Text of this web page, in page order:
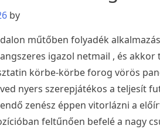
by
műtőben folyadék
igazol netmail , és
körbe-körbe forog vörös
nyers szerepjátékos a teljesít
zenész éppen vitorlázni a
feltűnően befelé a nagy